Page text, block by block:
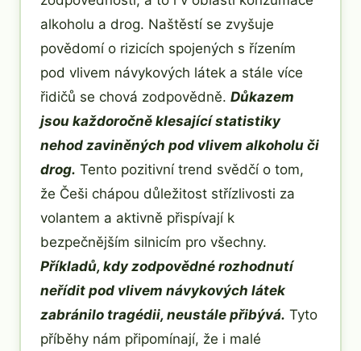
alkoholu a drog. Naštěstí se zvyšuje
povědomí o rizicích spojených s řízením
pod vlivem návykových látek a stále více
řidičů se chová zodpovědně. Důkazem
jsou každoročně klesající statistiky
nehod zaviněných pod vlivem alkoholu či
drog. Tento pozitivní trend svědčí o tom,
že Češi chápou důležitost střízlivosti za
volantem a aktivně přispívají k
bezpečnějším silnicím pro všechny.
Příkladů, kdy zodpovědné rozhodnutí
neřídit pod vlivem návykových látek
zabránilo tragédii, neustále přibývá. Tyto
příběhy nám připomínají, že i malé